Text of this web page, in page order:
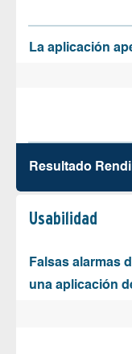
La aplicación
Resultado
Usabilidad
Falsas alarmas
una aplicación